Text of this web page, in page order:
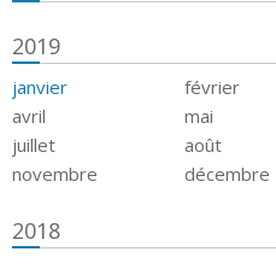
2019
janvier février
avril
mai
juillet
août
novembre
décembre
2018